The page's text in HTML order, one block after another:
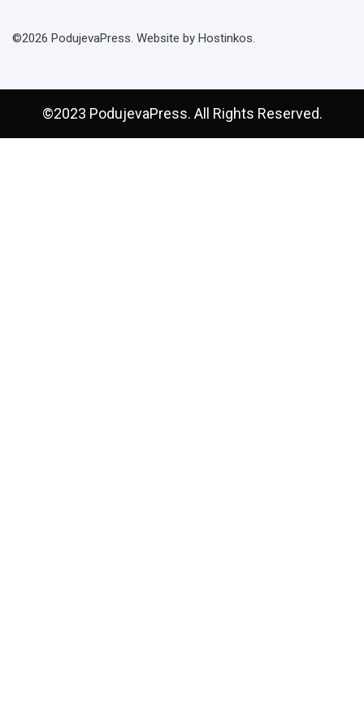
©2026 PodujevaPress. Website by Hostinkos.
©2023 PodujevaPress. All Rights Reserved.